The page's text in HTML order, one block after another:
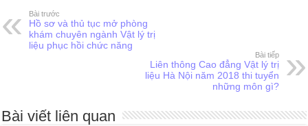
Bài trước
Hồ sơ và thủ tục mở phòng
khám chuyên ngành Vật lý trị
liệu phục hồi chức năng
Bài tiếp
Liên thông Cao đẳng Vật lý trị
liệu Hà Nội năm 2018 thi tuyển
những môn gì?
Bài viết liên quan